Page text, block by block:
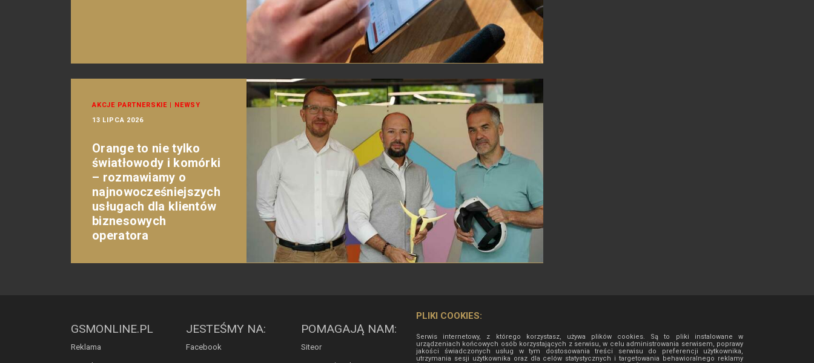
AKCJE PARTNERSKIE | NEWSY
13 LIPCA 2026
Orange to nie tylko
światłowody i komórki
– rozmawiamy o
najnowocześniejszych
usługach dla klientów
biznesowych
operatora
GSMONLINE.PL
Reklama
JESTEŚMY NA:
Facebook
POMAGAJĄ NAM:
Siteor
PLIKI COOKIES:
Serwis internetowy, z którego korzystasz, używa plików cookies. Są to pliki instalowane w
urządzeniach końcowych osób korzystających z serwisu, w celu administrowania serwisem, poprawy
jakości świadczonych usług w tym dostosowania treści serwisu do preferencji użytkownika,
utrzymania sesji użytkownika oraz dla celów statystycznych i targetowania behawioralnego reklamy